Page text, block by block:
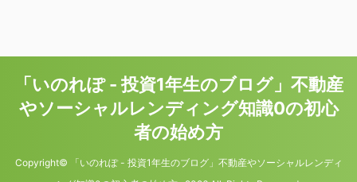
「いのれぽ - 投資1年生のブログ」不動産
やソーシャルレンディング知識0の初心
者の始め方
Copyright© 「いのれぽ - 投資1年生のブログ」不動産やソーシャルレンディ